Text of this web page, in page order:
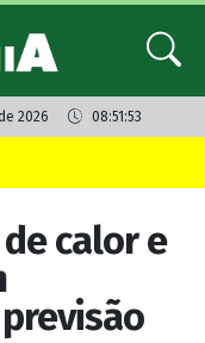
2026 08:51:53
calor e